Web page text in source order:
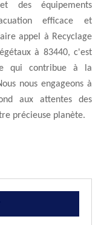
des équipements
efficace et
appel à Recyclage
à 83440, c'est
qui contribue à la
nous engageons à
aux attentes des
précieuse planète.